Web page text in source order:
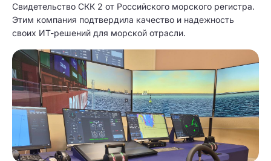
Свидетельство СКК 2 от Российского морского регистра.
Этим компания подтвердила качество и надежность
своих ИТ-решений для морской отрасли.